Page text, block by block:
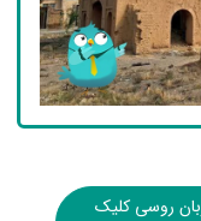
روسی کلیک